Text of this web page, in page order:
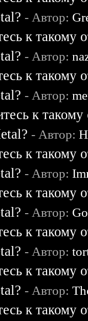
- Автор:
к такому
- Автор:
к такому
- Автор:
к
- Автор:
к такому
- Автор:
к такому
- Автор:
к такому
- Автор:
к такому
- Автор:
к такому